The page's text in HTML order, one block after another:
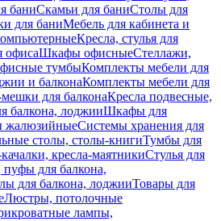
баниСкамьи для баниСтолы для
для баниМебель для кабинета и
Кресла, стулья для
офисаШкафы офисныеСтеллажи,
тумбыКомплекты мебели для
и балконаКомплекты мебели для
для балконаКресла подвесные,
балкона, лоджииШкафы для
жалюзийныеСистемы хранения для
столы, столы-книгиТумбы для
кресла-маятникиСтулья для
пуфы для балкона,
для балкона, лоджииТовары для
Люстры, потолочные
лампы,